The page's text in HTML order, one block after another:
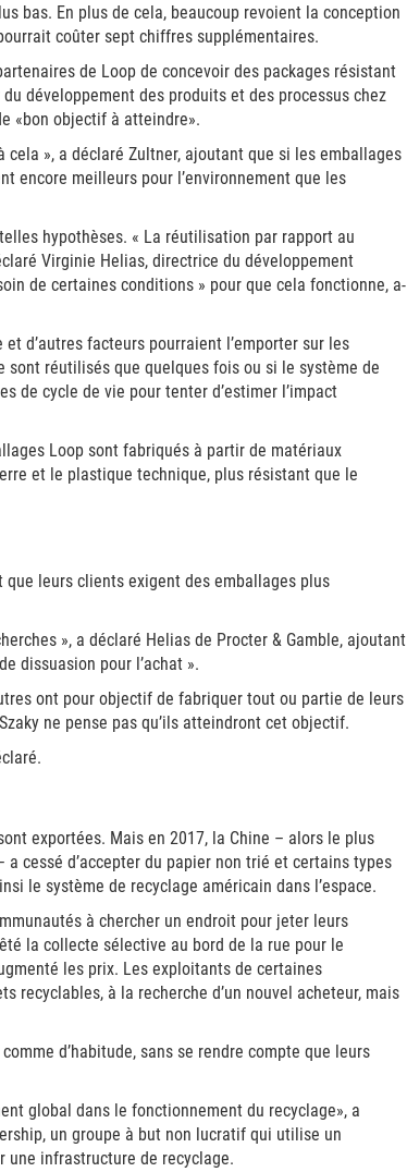
bas. En plus de cela, beaucoup revoient la conception
coûter sept chiffres supplémentaires.
de Loop de concevoir des packages résistant
développement des produits et des processus chez
«bon objectif à atteindre».
», a déclaré Zultner, ajoutant que si les emballages
encore meilleurs pour l’environnement que les
hypothèses. « La réutilisation par rapport au
Virginie Helias, directrice du développement
de certaines conditions » pour que cela fonctionne, a-
d’autres facteurs pourraient l’emporter sur les
sont réutilisés que quelques fois ou si le système de
de cycle de vie pour tenter d’estimer l’impact
Loop sont fabriqués à partir de matériaux
et le plastique technique, plus résistant que le
leurs clients exigent des emballages plus
», a déclaré Helias de Procter & Gamble, ajoutant
dissuasion pour l’achat ».
ont pour objectif de fabriquer tout ou partie de leurs
ne pense pas qu’ils atteindront cet objectif.
exportées. Mais en 2017, la Chine – alors le plus
cessé d’accepter du papier non trié et certains types
le système de recyclage américain dans l’espace.
à chercher un endroit pour jeter leurs
la collecte sélective au bord de la rue pour le
les prix. Les exploitants de certaines
recyclables, à la recherche d’un nouvel acheteur, mais
d’habitude, sans se rendre compte que leurs
global dans le fonctionnement du recyclage», a
un groupe à but non lucratif qui utilise un
une infrastructure de recyclage.